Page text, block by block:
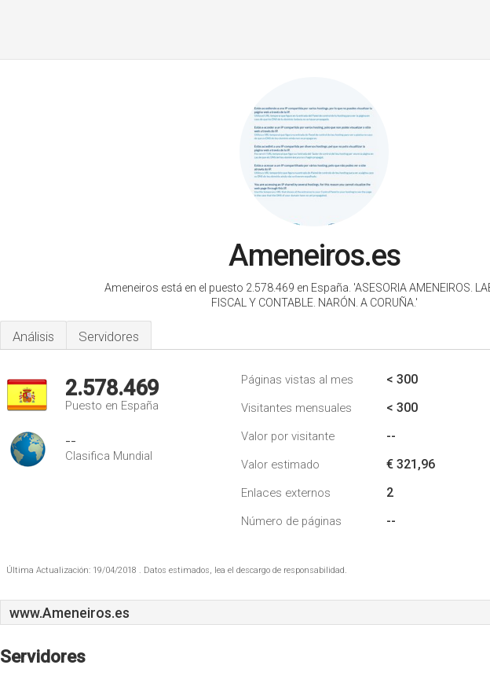
Ameneiros.es
Ameneiros está en el puesto 2.578.469 en España. 'ASESORIA AMENEIROS.
FISCAL Y CONTABLE. NARÓN. A CORUÑA.'
Análisis Servidores
2.578.469
Puesto en España
--
Clasifica Mundial
Páginas vistas al mes < 300
Visitantes mensuales < 300
Valor por visitante --
Valor estimado € 321,96
Enlaces externos 2
Número de páginas --
Última Actualización: 19/04/2018 . Datos estimados, lea el descargo de responsabilidad.
www.Ameneiros.es
Servidores